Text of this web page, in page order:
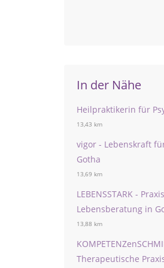
In der Nähe
Heilpraktikerin für
13,43 km
vigor - Lebenskraft
Gotha
13,69 km
LEBENSSTARK -
Lebensberatung in
13,88 km
Therapeutische